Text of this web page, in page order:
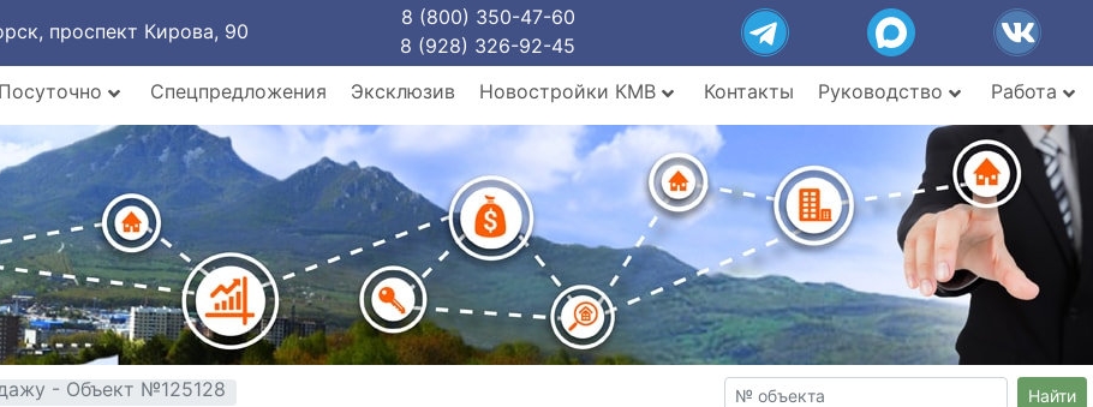
проспект Кирова, 90
8 (800) 350-47-60
8 (928) 326-92-45
Посуточно Спецпредложения Эксклюзив Новостройки КМВ Контакты Руководство Работа
- Объект №125128 Найти